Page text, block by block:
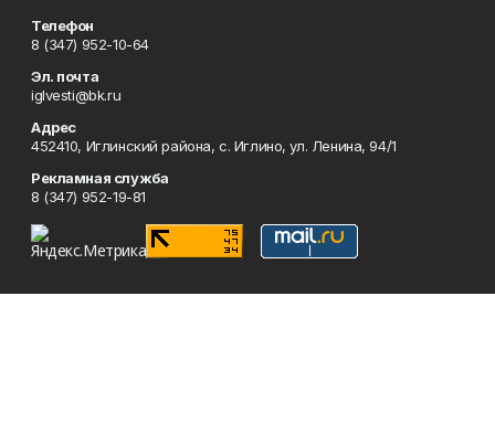
Телефон
8 (347) 952-10-64
Эл. почта
iglvesti@bk.ru
Адрес
452410, Иглинский района, с. Иглино, ул. Ленина, 94/1
Рекламная служба
8 (347) 952-19-81